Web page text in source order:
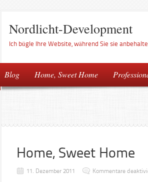
Nordlicht-Development
Ich bügle Ihre Website, während Sie sie
Blog Home, Sweet Home
Home, Sweet Home
11. Dezember 2011 Kommentare